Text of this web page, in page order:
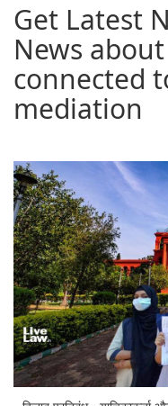
Get Latest
News
connected
mediation